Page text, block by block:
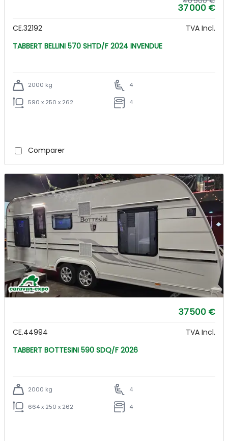
37 000 €
CE.32192
TVA Incl.
TABBERT BELLINI 570 SHTD/F 2024 INVENDUE
2000 kg 4
590 x 250 x 262 4
Comparer
37 500 €
CE.44994
TVA Incl.
TABBERT BOTTESINI 590 SDQ/F 2026
2000 kg 4
664 x 250 x 262 4